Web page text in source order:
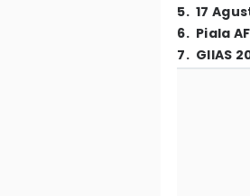
5. 17
6. Piala
7. GIIAS